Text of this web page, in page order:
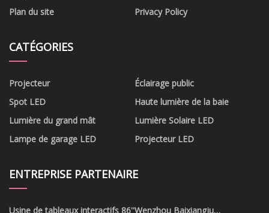
Plan du site
Privacy Policy
CATÉGORIES
Projecteur
Éclairage public
Spot LED
Haute lumière de la baie
Lumière du grand mât
Lumière Solaire LED
Lampe de garage LED
Projecteur LED
ENTREPRISE PARTENAIRE
Usine de tableaux interactifs 86''Wenzhou Baixiangju